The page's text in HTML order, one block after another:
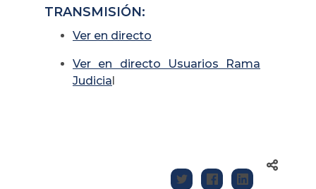
TRANSMISIÓN:
Ver en directo
Ver en directo Usuarios Rama
Judicial